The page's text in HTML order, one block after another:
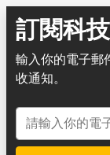
訂閱科
輸入你的電子郵
收通知。
電子郵件地址